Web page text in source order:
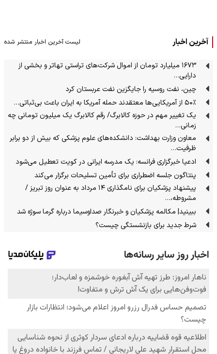
آخرین اخبار لیست آخرین اخبار منتشر شده
۱۶۷۳ میلیارد تومان از اموال شرکت‌های تراستی تهاتر و بخشی از
دارایی‌…
چین، نفت روسیه را جایگزین نفت عربستان کرد
۵۰٪ از آمریکایی‌ها معتقدند حمله آمریکا به ایران باعث بی‌ثباتی…
یک تغییر مهم در حوزه کالابرگ/ رقم کالابرگ یک میلیون تومانی چه
زمانی…
معاون وزارت بهداشت: دانشکده‌های علوم پزشکی که بیش از دو برابر
ظرفیت…
ادعیا خبرگزاری فرانسه: یک مدرسه ایرانی در کویت تعطیل می‌شود
پنتاگون جلسه اضطراری برای تأمین تسلیحات برگزار می‌کند
پیشنهاد پزشکیان برای نامگذاری ۱۴ مرداد به عنوان روز تبریز /
مشروطه،…
ببینید| مکالمه پزشکیان و خبرنگار صداوسیما درباره گرما سوژه شد
شرط جدید برای بازنشستگی چیست؟